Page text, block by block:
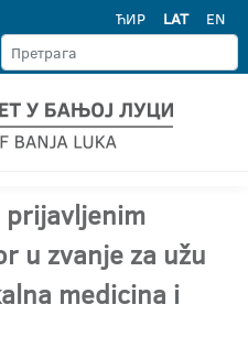
ЋИР LAT EN
prijavljenim
u zvanje za užu
medicina i